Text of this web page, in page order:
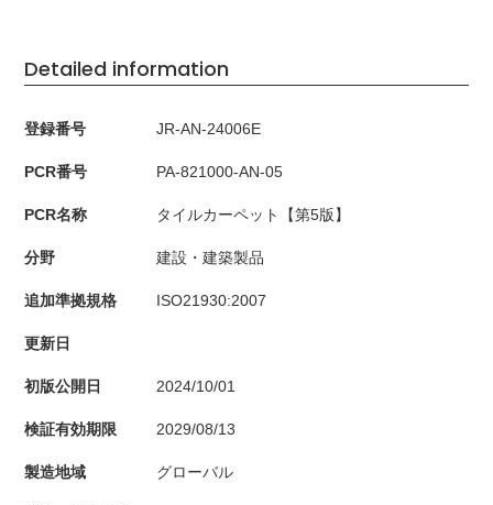
Detailed information
登録番号 JR-AN-24006E
PCR番号 PA-821000-AN-05
PCR名称 タイルカーペット【第5版】
分野 建設・建築製品
追加準拠規格 ISO21930:2007
更新日
初版公開日 2024/10/01
検証有効期限 2029/08/13
製造地域 グローバル